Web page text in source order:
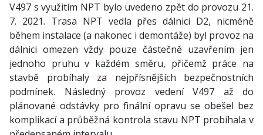
V497 s využitím NPT bylo uvedeno zpět do provozu 21.
7. 2021. Trasa NPT vedla přes dálnici D2, nicméně
během instalace (a nakonec i demontáže) byl provoz na
dálnici omezen vždy pouze částečně uzavřením jen
jednoho pruhu v každém směru, přičemž práce na
stavbě probíhaly za nejpřísnějších bezpečnostních
podmínek. Následný provoz vedení V497 až do
plánované odstávky pro finální opravu se obešel bez
komplikací a průběžná kontrola stavu NPT probíhala v